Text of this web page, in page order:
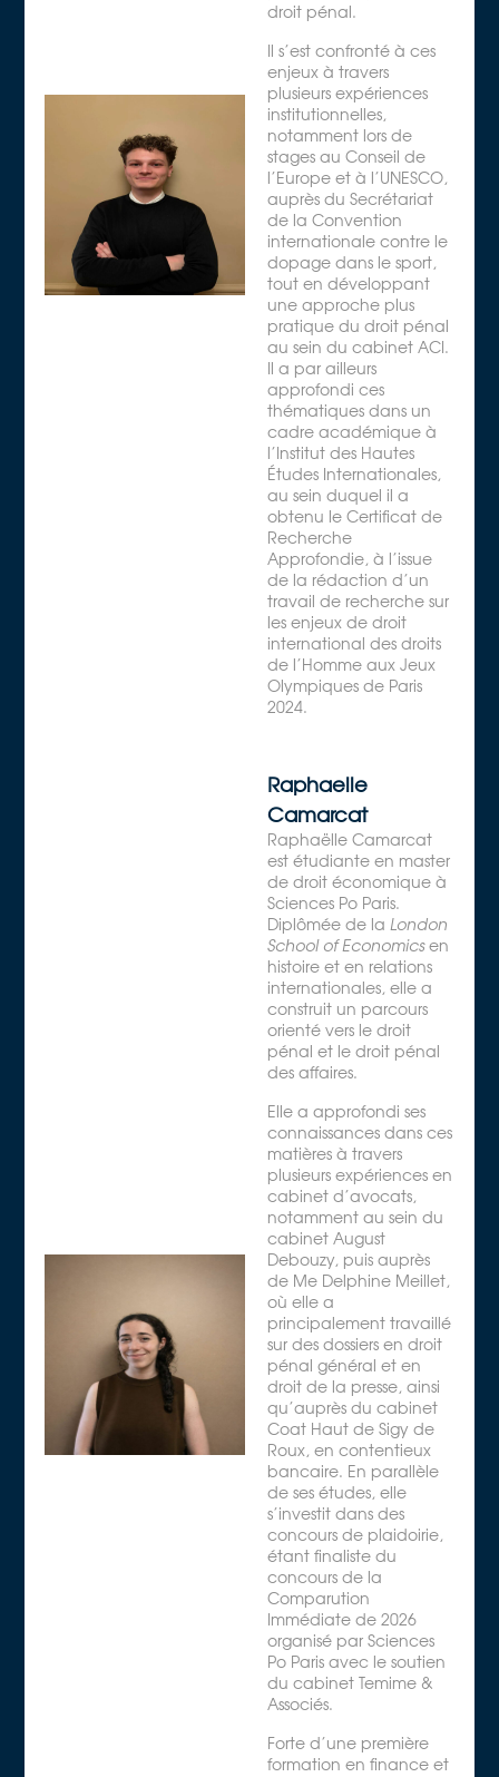
droit pénal.
Il s’est confronté à ces
enjeux à travers
plusieurs expériences
institutionnelles,
notamment lors de
stages au Conseil de
l’Europe et à l’UNESCO,
auprès du Secrétariat
de la Convention
internationale contre le
dopage dans le sport,
tout en développant
une approche plus
pratique du droit pénal
au sein du cabinet ACI.
Il a par ailleurs
approfondi ces
thématiques dans un
cadre académique à
l’Institut des Hautes
Études Internationales,
au sein duquel il a
obtenu le Certificat de
Recherche
Approfondie, à l’issue
de la rédaction d’un
travail de recherche sur
les enjeux de droit
international des droits
de l’Homme aux Jeux
Olympiques de Paris
2024.
Raphaelle
Camarcat
Raphaëlle Camarcat
est étudiante en master
de droit économique à
Sciences Po Paris.
Diplômée de laLondon
School of Economicsen
histoire et en relations
internationales, elle a
construit un parcours
orienté vers le droit
pénal et le droit pénal
des affaires.
Elle a approfondi ses
connaissances dans ces
matières à travers
plusieurs expériences en
cabinet d’avocats,
notamment au sein du
cabinet August
Debouzy, puis auprès
de Me Delphine Meillet,
où elle a
principalement travaillé
sur des dossiers en droit
pénal général et en
droit de la presse, ainsi
qu’auprès du cabinet
Coat Haut de Sigy de
Roux, en contentieux
bancaire. En parallèle
de ses études, elle
s’investit dans des
concours de plaidoirie,
étant finaliste du
concours de la
Comparution
Immédiate de 2026
organisé par Sciences
Po Paris avec le soutien
du cabinet Temime &
Associés.
Forte d’une première
formation en finance et